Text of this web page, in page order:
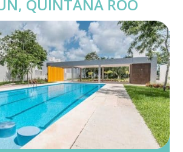
QUINTANA ROO